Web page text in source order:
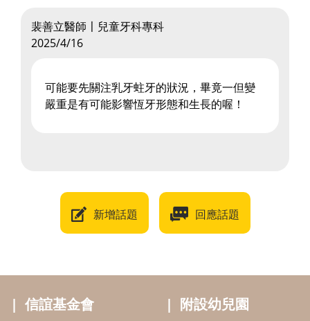
裴善立醫師〡兒童牙科專科
2025/4/16
可能要先關注乳牙蛀牙的狀況，畢竟一但變
嚴重是有可能影響恆牙形態和生長的喔！
新增話題 回應話題
信誼基金會 附設幼兒園